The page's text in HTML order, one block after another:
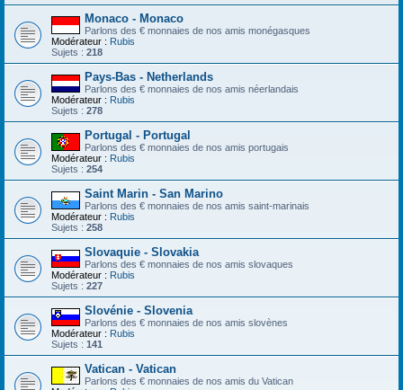
Monaco - Monaco
Parlons des € monnaies de nos amis monégasques
Modérateur : Rubis
Sujets : 218
Pays-Bas - Netherlands
Parlons des € monnaies de nos amis néerlandais
Modérateur : Rubis
Sujets : 278
Portugal - Portugal
Parlons des € monnaies de nos amis portugais
Modérateur : Rubis
Sujets : 254
Saint Marin - San Marino
Parlons des € monnaies de nos amis saint-marinais
Modérateur : Rubis
Sujets : 258
Slovaquie - Slovakia
Parlons des € monnaies de nos amis slovaques
Modérateur : Rubis
Sujets : 227
Slovénie - Slovenia
Parlons des € monnaies de nos amis slovènes
Modérateur : Rubis
Sujets : 141
Vatican - Vatican
Parlons des € monnaies de nos amis du Vatican